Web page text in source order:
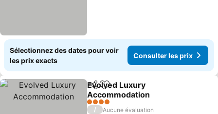
Sélectionnez des dates pour voir
les prix exacts
Consulter les prix
PartagerAjouter à mes favoris
Evolved Luxury
Accommodation
Consulter les prix
4 Étoiles
/
Aucune évaluation